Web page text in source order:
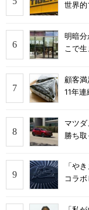
世界的
明暗
こで
顧客
11年連
マツ
勝ち
「や
コラ